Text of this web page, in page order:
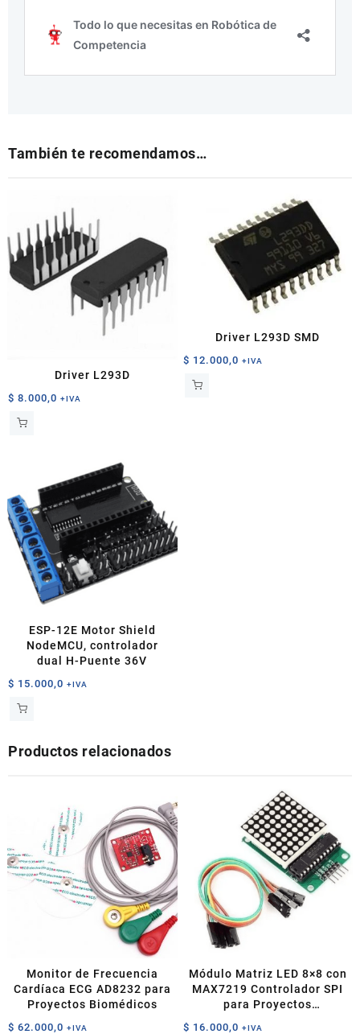
También te recomendamos…
Driver L293D
$ 8.000,0 +IVA
Driver L293D SMD
$ 12.000,0 +IVA
ESP-12E Motor Shield
NodeMCU, controlador
dual H-Puente 36V
$ 15.000,0 +IVA
Productos relacionados
Monitor de Frecuencia
Cardíaca ECG AD8232 para
Proyectos Biomédicos
$ 62.000,0 +IVA
Módulo Matriz LED 8×8 con
MAX7219 Controlador SPI
para Proyectos
$ 16.000,0 +IVA